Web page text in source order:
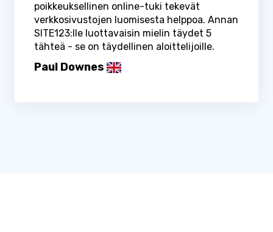
poikkeuksellinen online-tuki tekevät
verkkosivustojen luomisesta helppoa. Annan
SITE123:lle luottavaisin mielin täydet 5
tähteä - se on täydellinen aloittelijoille.
Paul Downes